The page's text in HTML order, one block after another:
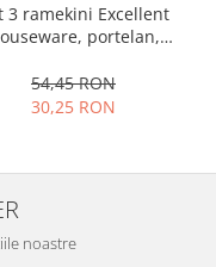
3 ramekini Excellent
portelan,
54,45 RON
30,25 RON
noastre